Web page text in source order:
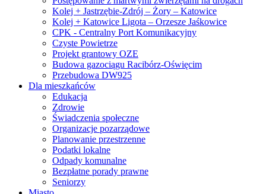
Kolej + Jastrzębie-Zdrój – Żory – Katowice
Kolej + Katowice Ligota – Orzesze Jaśkowice
CPK - Centralny Port Komunikacyjny
Czyste Powietrze
Projekt grantowy OZE
Budowa gazociągu Racibórz-Oświęcim
Przebudowa DW925
Dla mieszkańców
Edukacja
Zdrowie
Świadczenia społeczne
Organizacje pozarządowe
Planowanie przestrzenne
Podatki lokalne
Odpady komunalne
Bezpłatne porady prawne
Seniorzy